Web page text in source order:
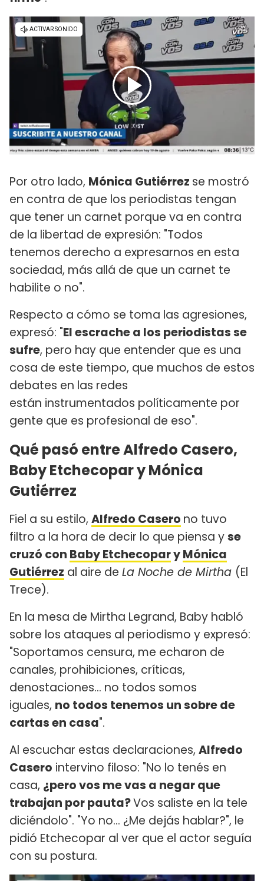
Por otro lado, Mónica Gutiérrez se mostró
en contra de que los periodistas tengan
que tener un carnet porque va en contra
de la libertad de expresión: "Todos
tenemos derecho a expresarnos en esta
sociedad, más allá de que un carnet te
habilite o no".
Respecto a cómo se toma las agresiones,
expresó: "El escrache a los periodistas se
sufre, pero hay que entender que es una
cosa de este tiempo, que muchos de estos
debates en las redes
están instrumentados políticamente por
gente que es profesional de eso".
Qué pasó entre Alfredo Casero,
Baby Etchecopar y Mónica
Gutiérrez
Fiel a su estilo, Alfredo Casero no tuvo
filtro a la hora de decir lo que piensa yse
cruzó con Baby EtchecoparyMónica
Gutiérrez al aire de La Noche de Mirtha (El
Trece).
En la mesa de Mirtha Legrand, Baby habló
sobre los ataques al periodismo y expresó:
"Soportamos censura, me echaron de
canales, prohibiciones, críticas,
denostaciones... no todos somos
iguales, no todos tenemos un sobre de
cartas en casa".
Al escuchar estas declaraciones, Alfredo
Casero intervino filoso: "No lo tenés en
casa, ¿pero vos me vas a negar que
trabajan por pauta?Vos saliste en la tele
diciéndolo". "Yo no... ¿Me dejás hablar?", le
pidió Etchecopar al ver que el actor seguía
con su postura.